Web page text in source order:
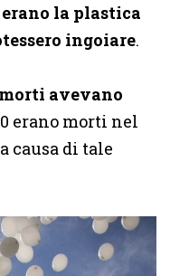
la plastica
ingoiare.
avevano
erano morti nel
causa di tale